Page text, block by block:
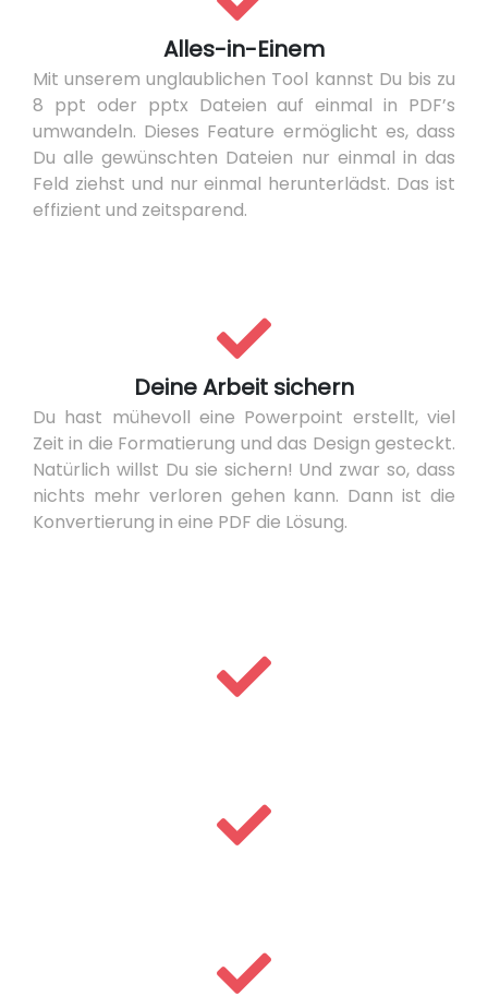
Alles-in-Einem
Mit unserem unglaublichen Tool kannst Du bis zu
8 ppt oder pptx Dateien auf einmal in PDF’s
umwandeln. Dieses Feature ermöglicht es, dass
Du alle gewünschten Dateien nur einmal in das
Feld ziehst und nur einmal herunterlädst. Das ist
effizient und zeitsparend.
Deine Arbeit sichern
Du hast mühevoll eine Powerpoint erstellt, viel
Zeit in die Formatierung und das Design gesteckt.
Natürlich willst Du sie sichern! Und zwar so, dass
nichts mehr verloren gehen kann. Dann ist die
Konvertierung in eine PDF die Lösung.